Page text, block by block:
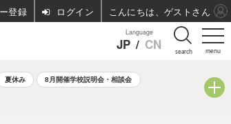
menu
Language
JP / CN search
夏休み 8月開催学校説明会・相談会
ログイン こんにちは、ゲストさん